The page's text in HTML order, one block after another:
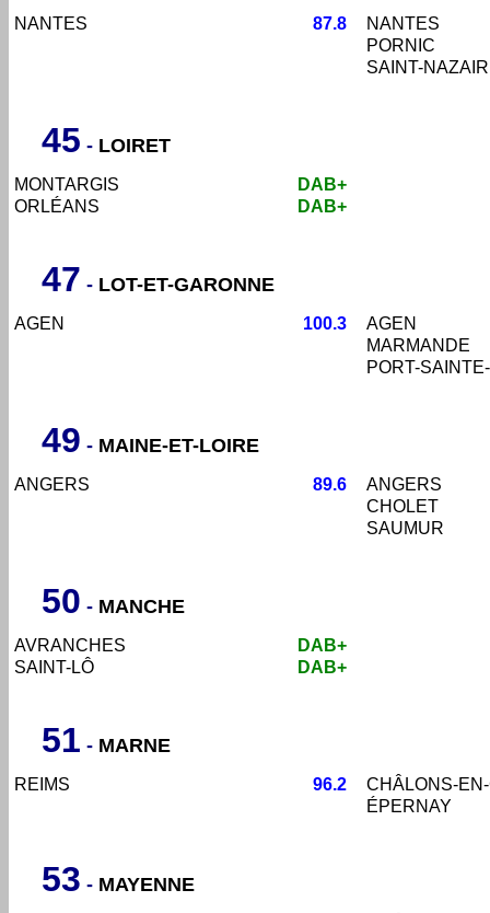
NANTES 87.8
NANTES
PORNIC
SAINT-
45 - LOIRET
MONTARGIS
DAB+
ORLÉANS
DAB+
47 - LOT-ET-GARONNE
AGEN 100.3
AGEN
MARMANDE
PORT-
49 - MAINE-ET-LOIRE
ANGERS 89.6
ANGERS
CHOLET
SAUMUR
50 - MANCHE
AVRANCHES
DAB+
SAINT-LÔ
DAB+
51 - MARNE
REIMS 96.2
CHÂLONS-
ÉPERNAY
53 - MAYENNE